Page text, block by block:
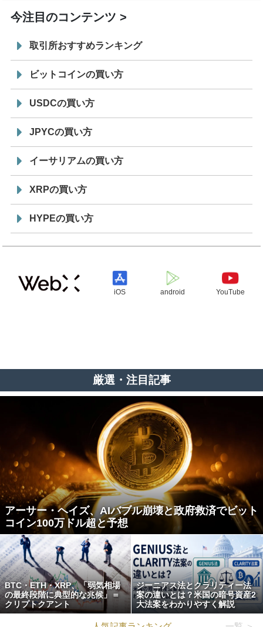
今注目のコンテンツ
取引所おすすめランキング
ビットコインの買い方
USDCの買い方
JPYCの買い方
イーサリアムの買い方
XRPの買い方
HYPEの買い方
iOS android YouTube
厳選・注目記事
アーサー・ヘイズ、AIバブル崩壊と政府救済でビット
コイン100万ドル超と予想
BTC・ETH・XRP、「弱気相場
の最終段階に典型的な兆候」＝
クリプトクアント
ジーニアス法とクラリティー法
案の違いとは？米国の暗号資産2
大法案をわかりやすく解説